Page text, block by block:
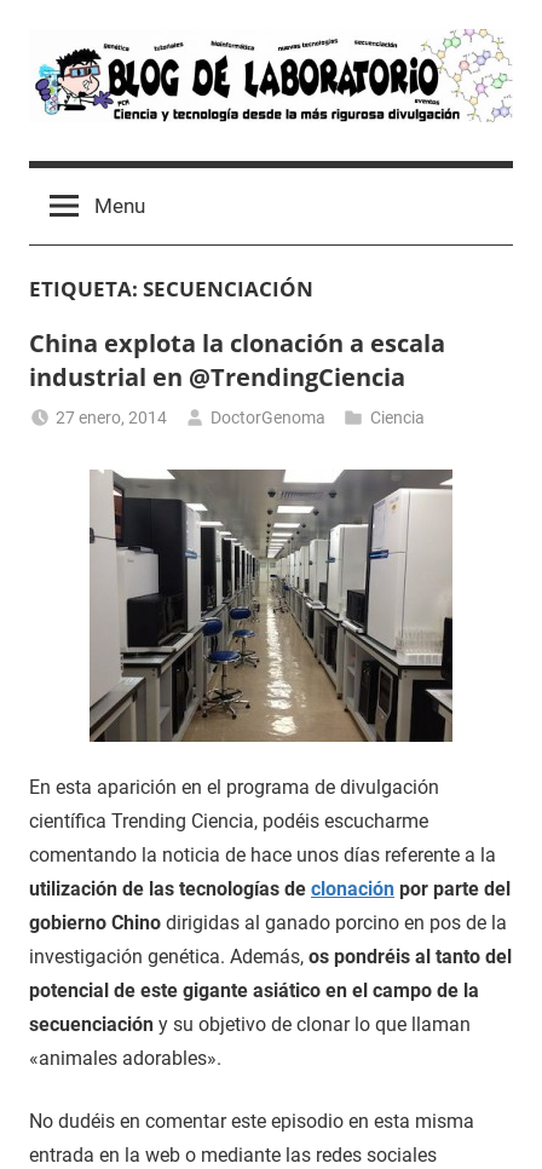
content
Blog
de
Laboratorio
Tutoriales,
Ocio
un
Laboratorio
de
Molecular
Menu
ETIQUETA: SECUENCIACIÓN
China explota la clonación a escala
industrial en @TrendingCiencia
27 enero, 2014 DoctorGenoma Ciencia
En esta aparición en el programa de divulgación
científica Trending Ciencia, podéis escucharme
comentando la noticia de hace unos días referente a la
utilización de las tecnologías de clonación por parte del
gobierno Chino dirigidas al ganado porcino en pos de la
investigación genética. Además, os pondréis al tanto del
potencial de este gigante asiático en el campo de la
secuenciación y su objetivo de clonar lo que llaman
«animales adorables».
No dudéis en comentar este episodio en esta misma
entrada en la web o mediante las redes sociales